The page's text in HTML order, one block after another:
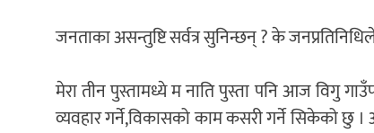
जनताका असन्तुष्टि सर्वत्र सुनिन्छन् ? के
मेरा तीन पुस्तामध्ये म नाति पुस्ता पनि आज विगु
व्यवहार गर्ने,विकासको काम कसरी गर्ने सिकेको छु ।